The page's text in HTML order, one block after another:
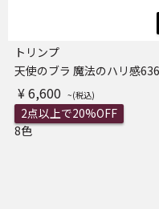
トリンプ
¥ 6,600
2点以上で20%OFF
8色